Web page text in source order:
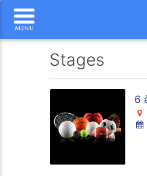
Stages
6